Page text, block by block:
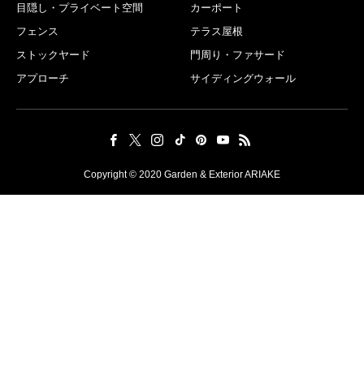
目隠し・プライベート空間
カーポート
フェンス
テラス屋根
ストックヤード
門周り・ファサード
アプローチ
サイディングウォール
Copyright © 2020 Garden & Exterior ARIAKE